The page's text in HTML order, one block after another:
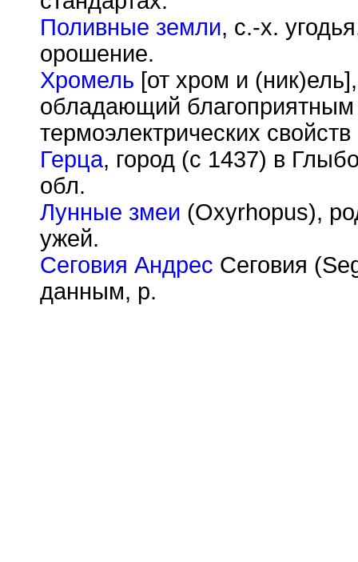
Поливные земли, с.-х.
орошение.
Хромель [от хром и
обладающий благоприятным
термоэлектрических
Герца, город (с 1437) в
обл.
Лунные змеи (Oxyrhopus),
ужей.
Сеговия Андрес Сеговия
данным, р.